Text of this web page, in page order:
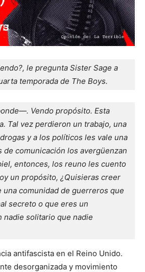
le pregunta Sister Sage a
temporada de The Boys.
Vendo propósito. Esta
Tal vez perdieron un trabajo, una
y a los políticos les vale una
de comunicación los avergüenzan
entonces, los reuno les cuento
un propósito, ¿Quisieras creer
una comunidad de guerreros que
secreto o que eres un
nadie solitario que nadie
antifascista en el Reino Unido.
desorganizada y movimiento